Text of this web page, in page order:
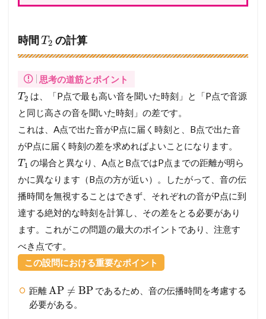
時間 T2 の計算
思考の道筋とポイント
T 2 は、「P点で最も高い音を聞いた時刻」と「P点で音源
と同じ高さの音を聞いた時刻」の差です。
これは、A点で出た音がP点に届く時刻と、B点で出た音
がP点に届く時刻の差を求めればよいことになります。
T 1 の場合と異なり、A点とB点ではP点までの距離が明ら
かに異なります（B点の方が近い）。したがって、音の伝
播時間を無視することはできず、それぞれの音がP点に到
達する絶対的な時刻を計算し、その差をとる必要があり
ます。これがこの問題の最大のポイントであり、注意す
べき点です。
この設問における重要なポイント
距離AP ≠ BPであるため、音の伝播時間を考慮する
必要がある。